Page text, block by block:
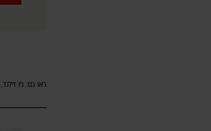
ראו גם: ניו זילנד,